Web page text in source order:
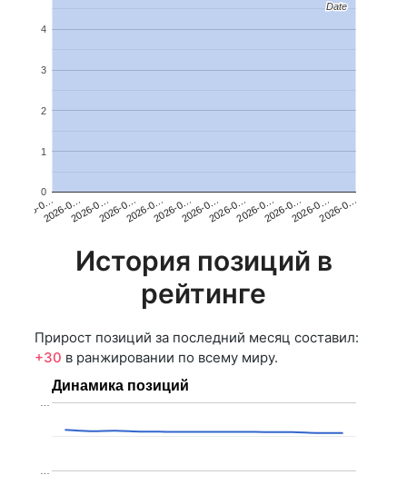
2026-0…2026-0…2026-0…2026-0…2026-0…2026-0…2026-0…2026-0…2026-0…2026-0…2026-0…2026-0…
0
1
2
3
4
Date
Date
История позиций в
рейтинге
Прирост позиций за последний месяц составил:
+30 в ранжировании по всему миру.
Динамика позиций
…
…